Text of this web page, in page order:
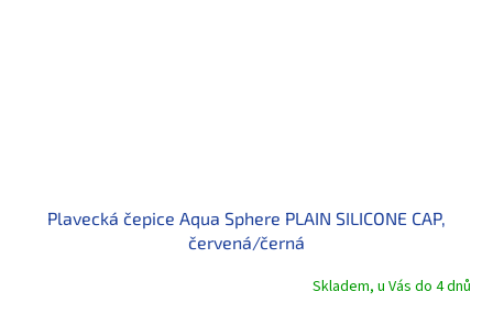
Plavecká čepice Aqua Sphere PLAIN SILICONE CAP,
červená/černá
Skladem, u Vás do 4 dnů